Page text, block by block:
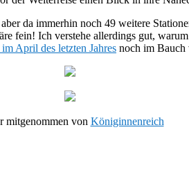
da immerhin noch 49 weitere
fein! Ich verstehe allerdings gut,
April des letzten Jahres noch im
mitgenommen von Königinnenreich